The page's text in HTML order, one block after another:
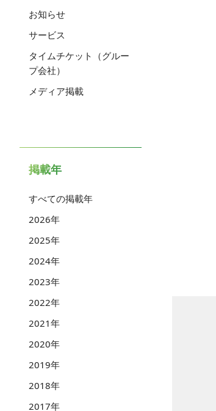
お知らせ
サービス
タイムチケット（グルー
プ会社）
メディア掲載
掲載年
すべての掲載年
2026年
2025年
2024年
2023年
2022年
2021年
2020年
2019年
2018年
2017年